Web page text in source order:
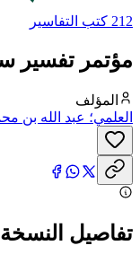
212 كتب التفاسير
مؤتمر تفسير
المؤلف
العلمي؛ عبد الله بن
الغزي مولدا، الدمشقي
تفاصيل النسخة